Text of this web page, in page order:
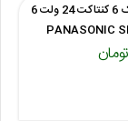
رله شیشه ای کتابی پاناسونیک 6 کنتاکت 24 ولت 6